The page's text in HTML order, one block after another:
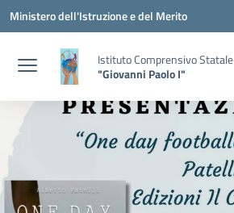
Vai ai contenuti
Vai al menu di navigazione
Vai al footer
Ministero dell'Istruzione e del Merito
Istituto Comprensivo Statale
"Giovanni Paolo I"